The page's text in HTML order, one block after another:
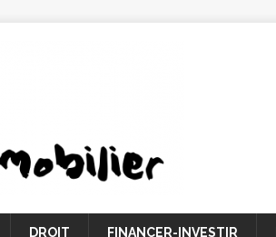
DROIT FINANCER-INVESTIR